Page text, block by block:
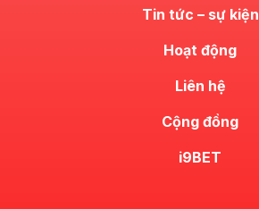
Tin tức – sự kiện
Hoạt động
Liên hệ
Cộng đồng
i9BET